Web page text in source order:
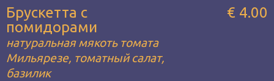
Брускетта с
помидорами
натуральная мякоть томата
Мильярезе, томатный салат,
базилик
€ 4.00